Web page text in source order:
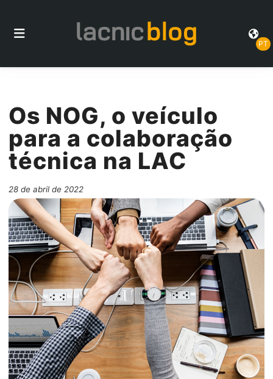
PT
Os NOG, o veículo
para a colaboração
técnica na LAC
28 de abril de 2022